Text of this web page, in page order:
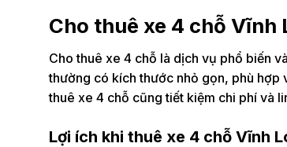
Cho thuê xe 4 chỗ Vĩnh
Cho thuê xe 4 chỗ là dịch vụ phổ biến
thường có kích thước nhỏ gọn, phù hợp
thuê xe 4 chỗ cũng tiết kiệm chi phí và
Lợi ích khi thuê xe 4 chỗ Vĩnh